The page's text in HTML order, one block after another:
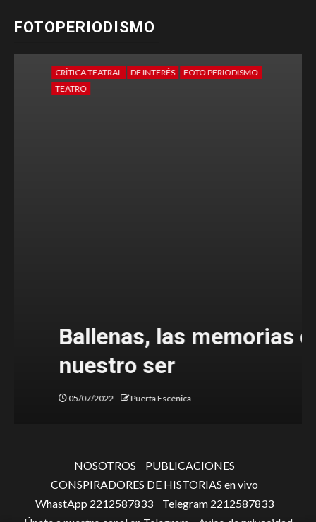
FOTOPERIODISMO
CRÍTICA TEATRAL DE INTERÉS
FOTO PERIODISMO
TEATRO
Ballenas, las memorias de
nuestro ser
05/07/2022 Puerta Escénica
NOSOTROS
PUBLICACIONES
CONSPIRADORES DE HISTORIAS en vivo
WhastApp 2212587833
Telegram 2212587833